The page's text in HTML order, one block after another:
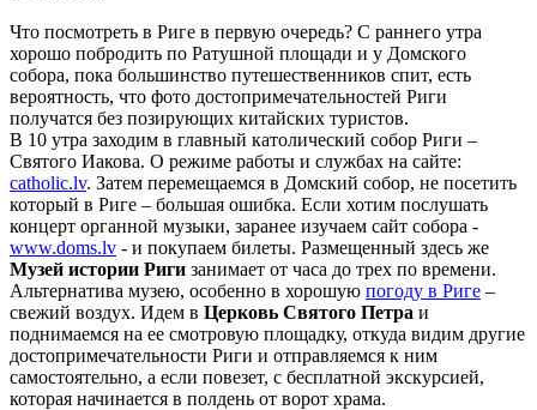
Что посмотреть в Риге в первую очередь? С раннего утра
хорошо побродить по Ратушной площади и у Домского
собора, пока большинство путешественников спит, есть
вероятность, что фото достопримечательностей Риги
получатся без позирующих китайских туристов.
В 10 утра заходим в главный католический собор Риги –
Святого Иакова. О режиме работы и службах на сайте:
catholic.lv. Затем перемещаемся в Домский собор, не посетить
который в Риге – большая ошибка. Если хотим послушать
концерт органной музыки, заранее изучаем сайт собора -
www.doms.lv - и покупаем билеты. Размещенный здесь же
Музей истории Риги занимает от часа до трех по времени.
Альтернатива музею, особенно в хорошую погоду в Риге –
свежий воздух. Идем в Церковь Святого Петра и
поднимаемся на ее смотровую площадку, откуда видим другие
достопримечательности Риги и отправляемся к ним
самостоятельно, а если повезет, с бесплатной экскурсией,
которая начинается в полдень от ворот храма.